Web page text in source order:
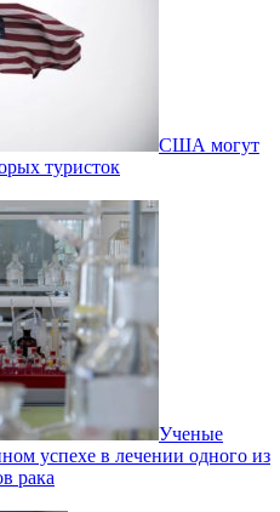
США могут
туристок
Ученые
успехе в лечении одного из
рака